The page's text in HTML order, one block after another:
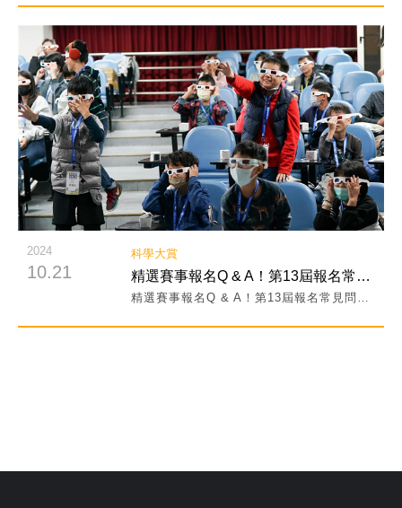
閱讀詳細內容
2024
10.21
科學大賞
精選賽事報名Q & A！第13屆報名常見問題大集合！
精選賽事報名Q & A！第13屆報名常見問題大集合！